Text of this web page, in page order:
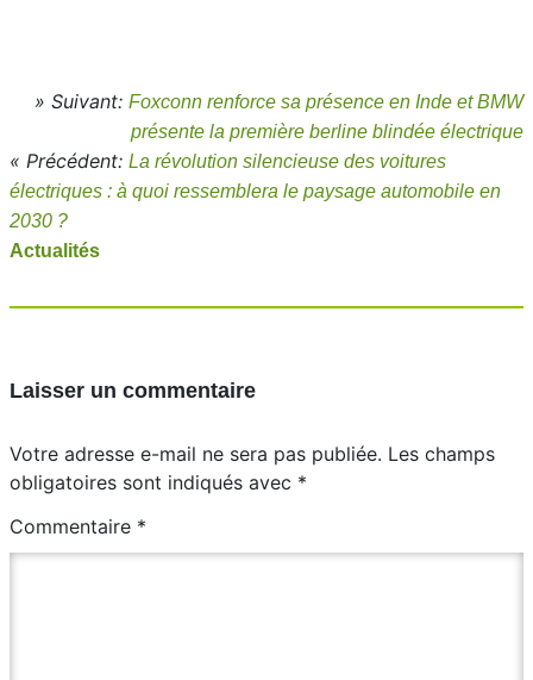
» Suivant: Foxconn renforce sa présence en Inde et BMW
présente la première berline blindée électrique
« Précédent: La révolution silencieuse des voitures
électriques : à quoi ressemblera le paysage automobile en
2030 ?
Actualités
Laisser un commentaire
Votre adresse e-mail ne sera pas publiée. Les champs
obligatoires sont indiqués avec *
Commentaire *